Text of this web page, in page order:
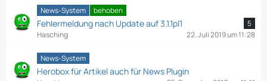
News-System behoben
Fehlermeldung nach Update auf 3.1.1pl1
5
Hasching
22. Juli 2019 um 11:28
News-System
Herobox für Artikel auch für News Plugin